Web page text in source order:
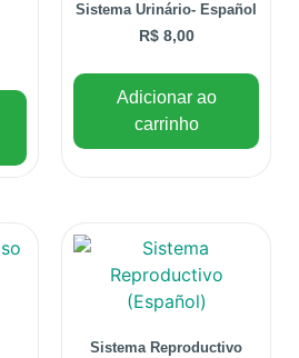
Sistema Urinário- Español
R$8,00
Adicionar ao
carrinho
Sistema Reproductivo